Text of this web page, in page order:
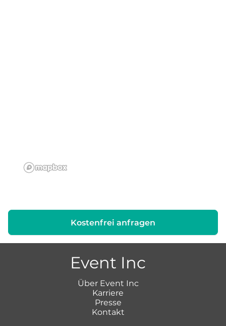
Kostenfrei anfragen
Event Inc
Über Event Inc
Karriere
Presse
Kontakt